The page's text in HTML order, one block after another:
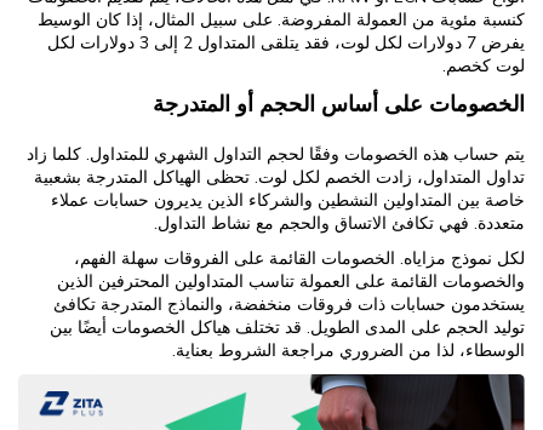
كنسبة مئوية من العمولة المفروضة. على سبيل المثال، إذا كان الوسيط
يفرض 7 دولارات لكل لوت، فقد يتلقى المتداول 2 إلى 3 دولارات لكل
لوت كخصم.
الخصومات على أساس الحجم أو المتدرجة
يتم حساب هذه الخصومات وفقًا لحجم التداول الشهري للمتداول. كلما زاد
تداول المتداول، زادت الخصم لكل لوت. تحظى الهياكل المتدرجة بشعبية
خاصة بين المتداولين النشطين والشركاء الذين يديرون حسابات عملاء
متعددة. فهي تكافئ الاتساق والحجم مع نشاط التداول.
لكل نموذج مزاياه. الخصومات القائمة على الفروقات سهلة الفهم،
والخصومات القائمة على العمولة تناسب المتداولين المحترفين الذين
يستخدمون حسابات ذات فروقات منخفضة، والنماذج المتدرجة تكافئ
توليد الحجم على المدى الطويل. قد تختلف هياكل الخصومات أيضًا بين
الوسطاء، لذا من الضروري مراجعة الشروط بعناية.